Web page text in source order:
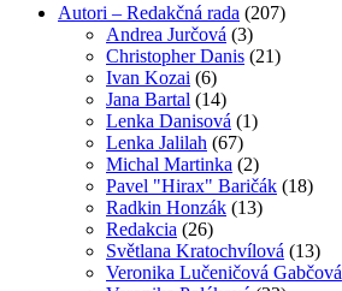
Autori – Redakčná rada (207)
Andrea Jurčová (3)
Christopher Danis (21)
Ivan Kozai (6)
Jana Bartal (14)
Lenka Danisová (1)
Lenka Jalilah (67)
Michal Martinka (2)
Pavel "Hirax" Baričák (18)
Radkin Honzák (13)
Redakcia (26)
Světlana Kratochvílová (13)
Veronika Lučeničová Gabčová